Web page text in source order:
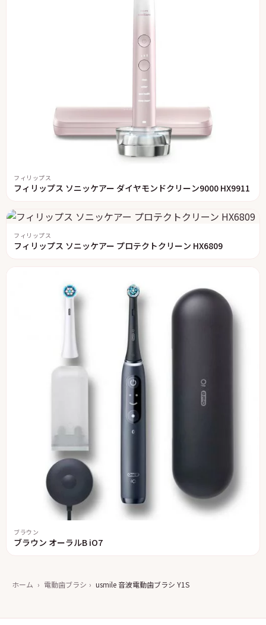
フィリップス
フィリップス ソニッケアー ダイヤモンドクリーン9000 HX9911
フィリップス
フィリップス ソニッケアー プロテクトクリーン HX6809
ブラウン
ブラウン オーラルB iO7
ホーム › 電動歯ブラシ › usmile 音波電動歯ブラシ Y1S